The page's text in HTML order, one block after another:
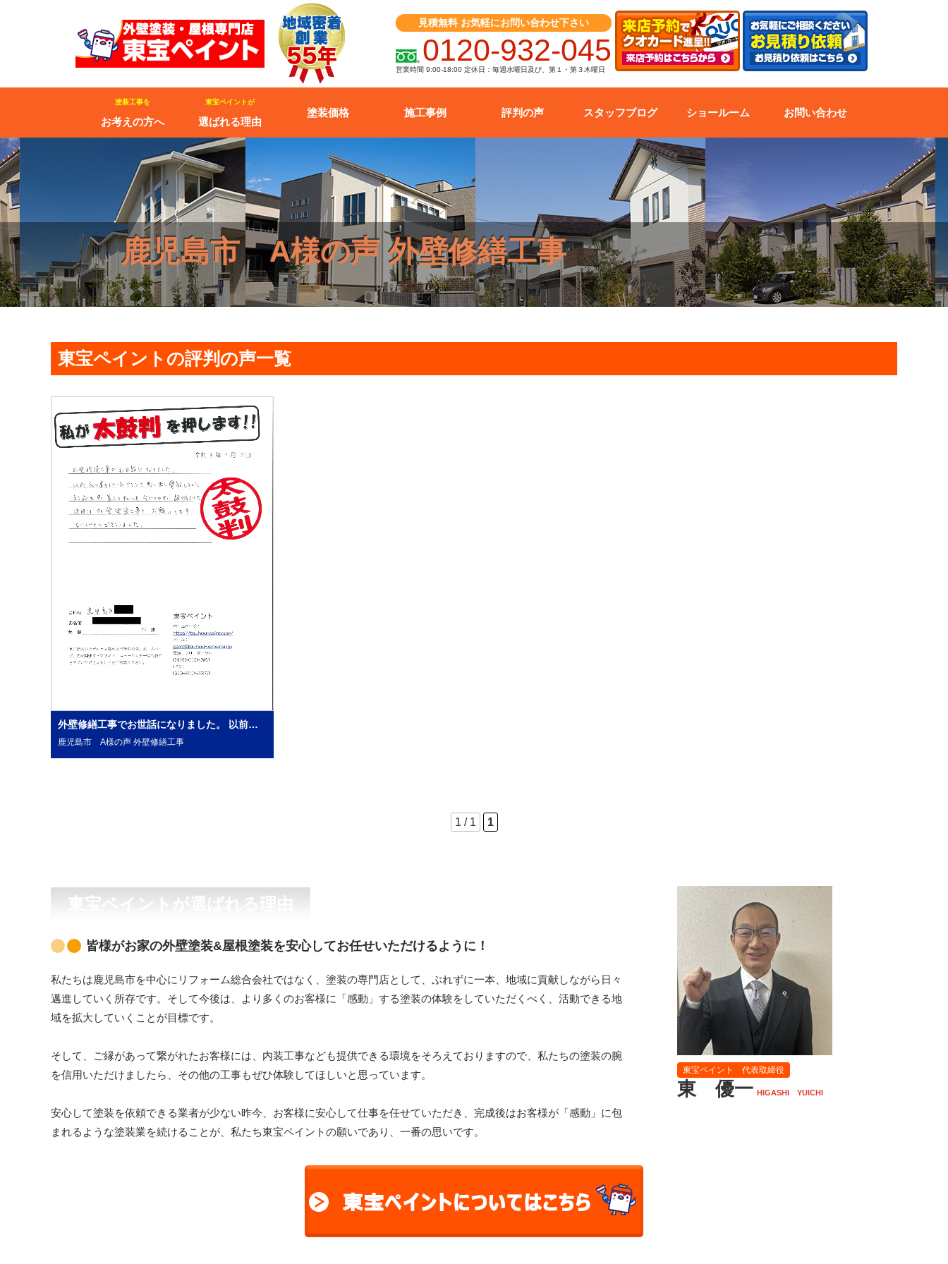
見積無料 お気軽にお問い合わせ下さい
0120-932-045
営業時間 9:00-18:00 定休日：毎週水曜日及び、第１・第３木曜日
塗装工事を
お考えの方へ
東宝ペイントが
選ばれる理由
塗装価格 施工事例 評判の声 スタッフブログ ショールーム お問い合わせ
鹿児島市 A様の声 外壁修繕工事
東宝ペイントの評判の声一覧
外壁修繕工事でお世話になりました。 以前、取り置きしていたチラシを思い出し電話をしました。 対応も早く素人の私にも分かりやすい説明でした。 次回は外壁塗装工事もお願いします。ありがとうございました。
鹿児島市 A様の声 外壁修繕工事
1 / 1 1
東宝ペイントが選ばれる理由
皆様がお家の外壁塗装&屋根塗装を安心してお任せいただけるように！
私たちは鹿児島市を中心にリフォーム総合会社ではなく、塗装の専門店として、ぶれずに一本、地域に貢献しながら日々
邁進していく所存です。そして今後は、より多くのお客様に「感動」する塗装の体験をしていただくべく、活動できる地
域を拡大していくことが目標です。
そして、ご縁があって繋がれたお客様には、内装工事なども提供できる環境をそろえておりますので、私たちの塗装の腕
を信用いただけましたら、その他の工事もぜひ体験してほしいと思っています。
安心して塗装を依頼できる業者が少ない昨今、お客様に安心して仕事を任せていただき、完成後はお客様が「感動」に包
まれるような塗装業を続けることが、私たち東宝ペイントの願いであり、一番の思いです。
東宝ペイント 代表取締役
東 優一 HIGASHI YUICHI